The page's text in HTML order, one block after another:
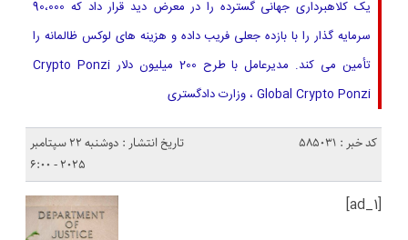
یک کلاهبرداری جهانی گسترده را در معرض دید قرار داد که 90،000
سرمایه گذار را با بازده جعلی فریب داده و هزینه های لوکس ظالمانه را
تأمین می کند. مدیرعامل با طرح 200 میلیون دلار Crypto Ponzi
Global Crypto Ponzi ، وزارت دادگستری
کد خبر : 585031
تاریخ انتشار : دوشنبه 22 سپتامبر
2025 - 6:00
[ad_1]